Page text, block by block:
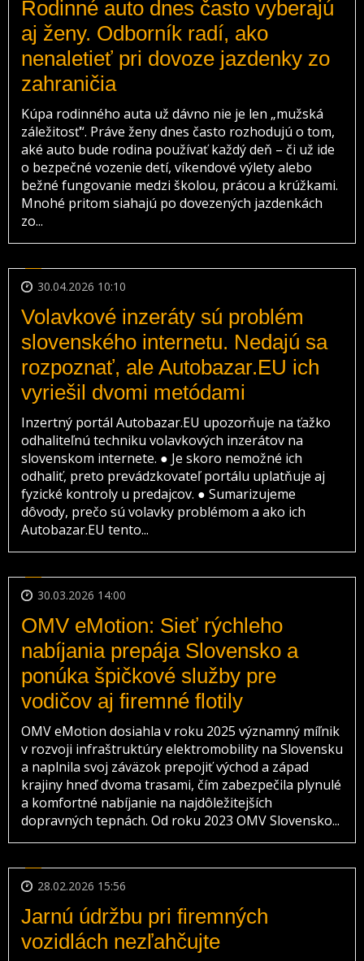
Rodinné auto dnes často vyberajú
aj ženy. Odborník radí, ako
nenaletieť pri dovoze jazdenky zo
zahraničia
Kúpa rodinného auta už dávno nie je len „mužská
záležitosť“. Práve ženy dnes často rozhodujú o tom,
aké auto bude rodina používať každý deň – či už ide
o bezpečné vozenie detí, víkendové výlety alebo
bežné fungovanie medzi školou, prácou a krúžkami.
Mnohé pritom siahajú po dovezených jazdenkách
zo...
30.04.2026 10:10
Volavkové inzeráty sú problém
slovenského internetu. Nedajú sa
rozpoznať, ale Autobazar.EU ich
vyriešil dvomi metódami
Inzertný portál Autobazar.EU upozorňuje na ťažko
odhaliteľnú techniku volavkových inzerátov na
slovenskom internete. ● Je skoro nemožné ich
odhaliť, preto prevádzkovateľ portálu uplatňuje aj
fyzické kontroly u predajcov. ● Sumarizujeme
dôvody, prečo sú volavky problémom a ako ich
Autobazar.EU tento...
30.03.2026 14:00
OMV eMotion: Sieť rýchleho
nabíjania prepája Slovensko a
ponúka špičkové služby pre
vodičov aj firemné flotily
OMV eMotion dosiahla v roku 2025 významný míľnik
v rozvoji infraštruktúry elektromobility na Slovensku
a naplnila svoj záväzok prepojiť východ a západ
krajiny hneď dvoma trasami, čím zabezpečila plynulé
a komfortné nabíjanie na najdôležitejších
dopravných tepnách. Od roku 2023 OMV Slovensko...
28.02.2026 15:56
Jarnú údržbu pri firemných
vozidlách nezľahčujte